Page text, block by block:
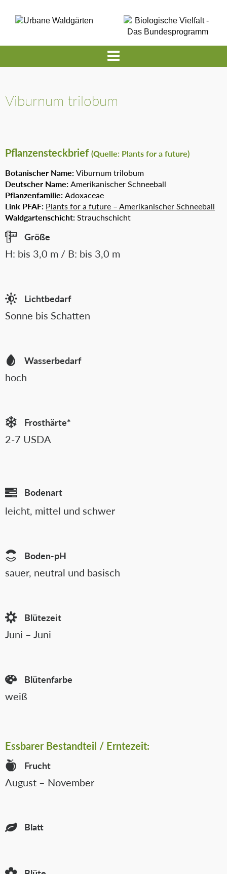
Viburnum trilobum
Pflanzensteckbrief (Quelle: Plants for a future)
Botanischer Name:Viburnum trilobum
Deutscher Name:Amerikanischer Schneeball
Pflanzenfamilie:Adoxaceae
Link PFAF: Plants for a future – Amerikanischer Schneeball
Waldgartenschicht:Strauchschicht
Größe
H: bis 3,0 m / B: bis 3,0 m
Lichtbedarf
Sonne bis Schatten
Wasserbedarf
hoch
Frosthärte*
2-7 USDA
Bodenart
leicht, mittel und schwer
Boden-pH
sauer, neutral und basisch
Blütezeit
Juni – Juni
Blütenfarbe
weiß
EssbarerBestandteil / Erntezeit:
Frucht
August – November
Blatt